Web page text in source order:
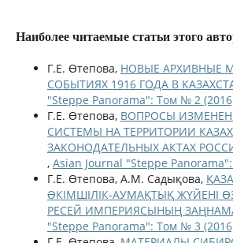
Наиболее читаемые статьи этого
Г.Е. Өтепова, НОВЫЕ АРХИВНЫЕ
СОБЫТИЯХ 1916 ГОДА В
"Steppe Panorama": Том № 2
Г.Е. Өтепова, ВОПРОСЫ
СИСТЕМЫ НА ТЕРРИТОРИИ
ЗАКОНОДАТЕЛЬНЫХ АКТАХ
, Asian Journal "Steppe
Г.Е. Өтепова, А.М. Садықова,
ƏКІМШІЛІК-АУМАҚТЫҚ ЖҮЙЕНІ
РЕСЕЙ ИМПЕРИЯСЫНЫҢ
"Steppe Panorama": Том № 3